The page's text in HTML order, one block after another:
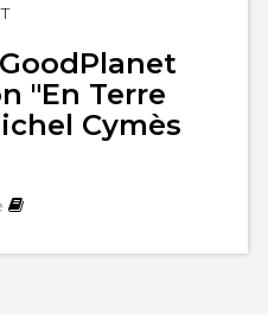
"En Terre
Cymès